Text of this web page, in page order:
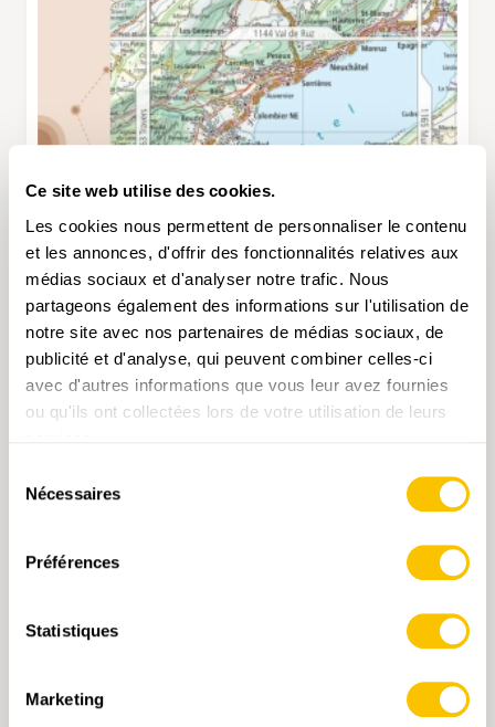
Ce site web utilise des cookies.
Les cookies nous permettent de personnaliser le contenu
et les annonces, d'offrir des fonctionnalités relatives aux
médias sociaux et d'analyser notre trafic. Nous
partageons également des informations sur l'utilisation de
notre site avec nos partenaires de médias sociaux, de
publicité et d'analyse, qui peuvent combiner celles-ci
avec d'autres informations que vous leur avez fournies
ou qu'ils ont collectées lors de votre utilisation de leurs
Nécessaires
Préférences
Statistiques
Marketing